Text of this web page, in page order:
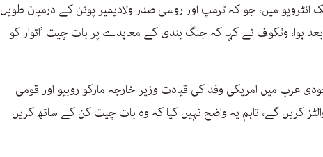
انٹرویو میں، جو کہ ٹرمپ اور روسی صدر ولادیمیر پوتن کے درمیان طویل
ہوا، وٹکوف نے کہا کہ جنگ بندی کے معاہدے پر بات چیت ’اتوار کو
عرب میں امریکی وفد کی قیادت وزیر خارجہ مارکو روبیو اور قومی
کریں گے، تاہم یہ واضح نہیں کیا کہ وہ بات چیت کن کے ساتھ کریں